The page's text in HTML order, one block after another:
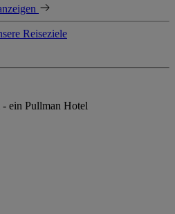
Reiseziele
- ein Pullman Hotel